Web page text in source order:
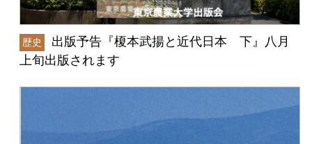
歴史
出版予告『榎本武揚と近代日本 下』八月
上旬出版されます